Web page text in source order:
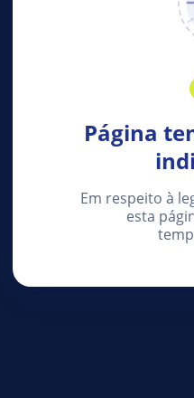
Página
Em respeito à
esta